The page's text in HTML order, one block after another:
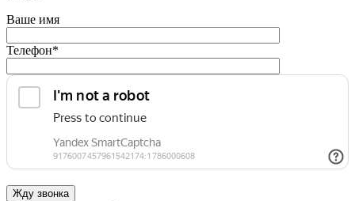
Ваше имя
Телефон*